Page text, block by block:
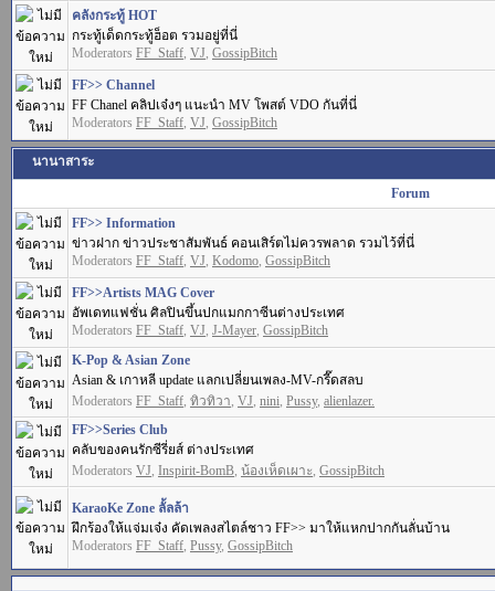
คลังกระทู้ HOT
กระทู้เด็ดกระทู้ฮ็อต รวมอยู่ที่นี่
Moderators FF_Staff, VJ, GossipBitch
FF>> Channel
FF Chanel คลิปเจ๋งๆ แนะนำ MV โพสต์ VDO กันที่นี่
Moderators FF_Staff, VJ, GossipBitch
นานาสาระ
Forum
FF>> Information
ข่าวฝาก ข่าวประชาสัมพันธ์ คอนเสิร์ตไม่ควรพลาด รวมไว้ที่นี่
Moderators FF_Staff, VJ, Kodomo, GossipBitch
FF>>Artists MAG Cover
อัพเดทแฟชั่น ศิลปินขึ้นปกแมกกาซีนต่างประเทศ
Moderators FF_Staff, VJ, J-Mayer, GossipBitch
K-Pop & Asian Zone
Asian & เกาหลี update แลกเปลี่ยนเพลง-MV-กรี๊ดสลบ
Moderators FF_Staff, ทิวทิวา, VJ, nini, Pussy, alienlazer.
FF>>Series Club
คลับของคนรักซีรี่ยส์ ต่างประเทศ
Moderators VJ, Inspirit-BomB, น้องเห็ดเผาะ, GossipBitch
KaraoKe Zone ลั้ลล้า
ฝึกร้องให้แจ่มเจ๋ง คัดเพลงสไตล์ชาว FF>> มาให้แหกปากกันลั่นบ้าน
Moderators FF_Staff, Pussy, GossipBitch